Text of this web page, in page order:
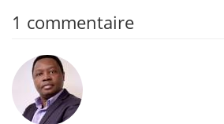
1 commentaire